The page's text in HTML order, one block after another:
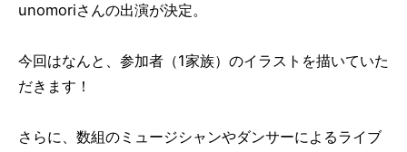
unomoriさんの出演が決定。
今回はなんと、参加者（1家族）のイラストを描いていた
だきます！
さらに、数組のミュージシャンやダンサーによるライブ